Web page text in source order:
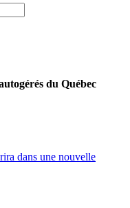
du Québec
dans une nouvelle